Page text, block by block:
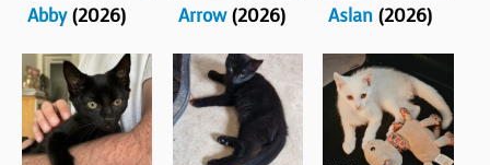
Abby (2026) Arrow (2026) Aslan (2026)